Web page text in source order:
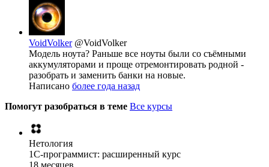
VoidVolker @VoidVolker
Модель ноута? Раньше все ноуты были со съёмными
аккумуляторами и проще отремонтировать родной -
разобрать и заменить банки на новые.
Написано более года назад
Помогут разобраться в теме Все курсы
Нетология
1C-программист: расширенный курс